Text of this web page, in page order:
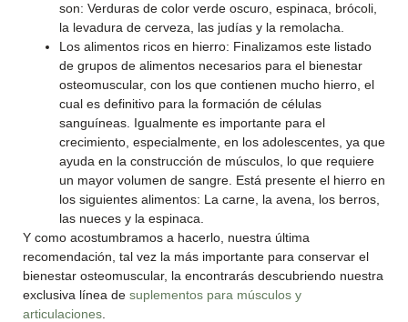
son: Verduras de color verde oscuro, espinaca, brócoli,
la levadura de cerveza, las judías y la remolacha.
Los alimentos ricos en hierro: Finalizamos este listado
de grupos de alimentos necesarios para el bienestar
osteomuscular, con los que contienen mucho hierro, el
cual es definitivo para la formación de células
sanguíneas. Igualmente es importante para el
crecimiento, especialmente, en los adolescentes, ya que
ayuda en la construcción de músculos, lo que requiere
un mayor volumen de sangre. Está presente el hierro en
los siguientes alimentos: La carne, la avena, los berros,
las nueces y la espinaca.
Y como acostumbramos a hacerlo, nuestra última
recomendación, tal vez la más importante para conservar el
bienestar osteomuscular, la encontrarás descubriendo nuestra
exclusiva línea de suplementos para músculos y
articulaciones